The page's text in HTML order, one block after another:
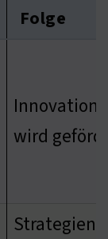
Folge
Innovation
wird
Strategien